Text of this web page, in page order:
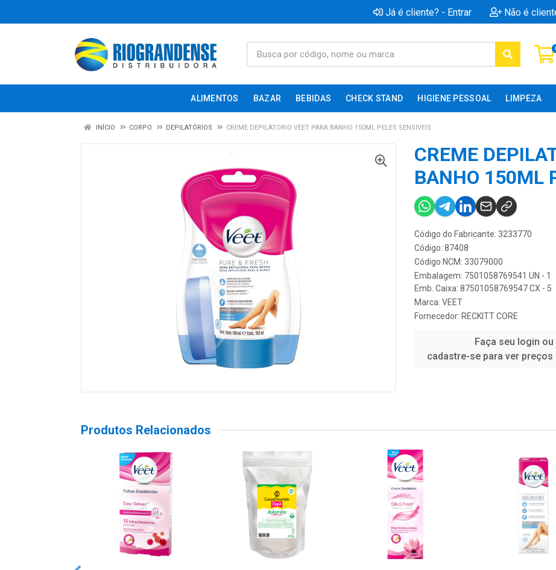
Já é cliente? - Entrar Não é
ALIMENTOS BAZAR BEBIDAS CHECK STAND HIGIENE PESSOAL LIMPEZA
INÍCIO CORPO DEPILATÓRIOS CREME DEPILATORIO VEET PARA BANHO 150ML PELES SENSIVEIS
CREME
BANHO 150ML
Código do Fabricante: 3233770
Código: 87408
Código NCM: 33079000
Embalagem: 7501058769541 UN - 1
Emb. Caixa: 87501058769547 CX - 5
Marca: VEET
Fornecedor: RECKITT CORE
Faça seu login ou
cadastre-se para ver preços
Produtos Relacionados